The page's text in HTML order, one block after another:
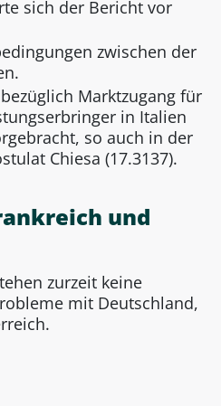
sich der Bericht vor
zwischen der
Marktzugang für
in Italien
so auch in der
Chiesa (17.3137).
und
zurzeit keine
mit Deutschland,